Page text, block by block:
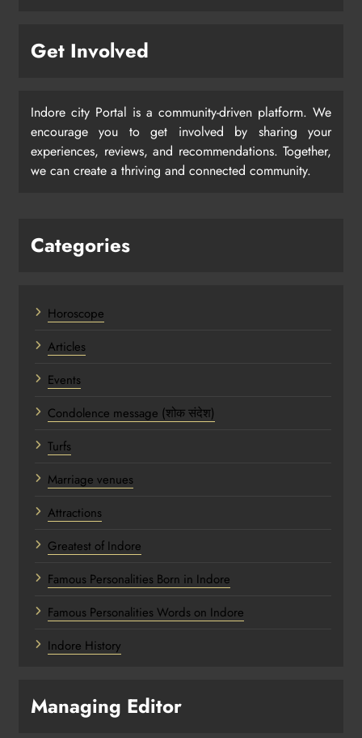
Get Involved
Indore city Portal is a community-driven platform. We
encourage you to get involved by sharing your
experiences, reviews, and recommendations. Together,
we can create a thriving and connected community.
Categories
Horoscope
Articles
Events
Condolence message (शोक संदेश)
Turfs
Marriage venues
Attractions
Greatest of Indore
Famous Personalities Born in Indore
Famous Personalities Words on Indore
Indore History
Managing Editor